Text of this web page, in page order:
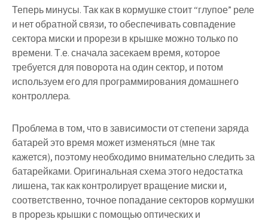
Теперь минусы. Так как в кормушке стоит “глупое” реле
и нет обратной связи, то обеспечивать совпадение
сектора миски и прорези в крышке можно только по
времени. Т.е. сначала засекаем время, которое
требуется для поворота на один сектор, и потом
используем его для программирования домашнего
контроллера.
Проблема в том, что в зависимости от степени заряда
батарей это время может изменяться (мне так
кажется), поэтому необходимо внимательно следить за
батарейками. Оригинальная схема этого недостатка
лишена, так как контролирует вращение миски и,
соответственно, точное попадание секторов кормушки
в прорезь крышки с помощью оптических и